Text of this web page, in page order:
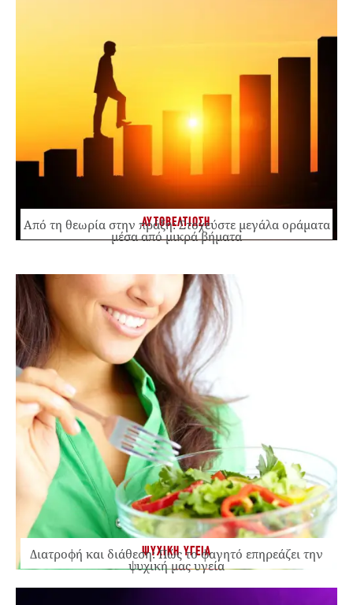
ΑΥΤΟΒΕΛΤΙΩΣΗ
Από τη θεωρία στην πράξη: Στοχεύστε μεγάλα οράματα
μέσα από μικρά βήματα
ΨΥΧΙΚΗ ΥΓΕΙΑ
Διατροφή και διάθεση: Πώς το φαγητό επηρεάζει την
ψυχική μας υγεία